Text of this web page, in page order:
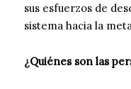
sus esfuerzos de
sistema hacia la
¿Quiénes son las